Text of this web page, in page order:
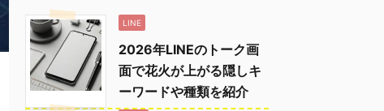
LINE
2026年LINEのトーク画
面で花火が上がる隠しキ
ーワードや種類を紹介